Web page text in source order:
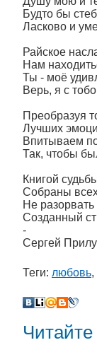
Будто бы
Ласково и
Райское
Нам
Ты - моё
Верь, я с
Преобразуя
Лучших
Впитываем
Так, чтобы
Книгой
Собраны
Не разорвать
Созданный
-
Сергей
Теги: любовь,